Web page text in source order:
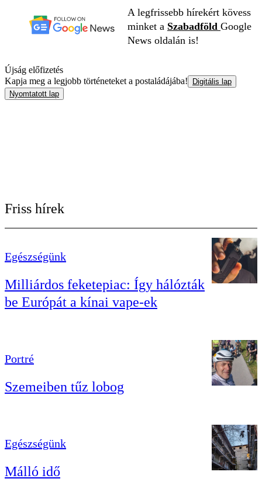
A legfrissebb hírekért kövess
minket a Szabadföld Google
News oldalán is!
Újság előfizetés
Kapja meg a legjobb történeteket a postaládájába!
Digitális lap
Nyomtatott lap
Friss hírek
Egészségünk
Milliárdos feketepiac: Így hálózták
be Európát a kínai vape-ek
Portré
Szemeiben tűz lobog
Egészségünk
Málló idő